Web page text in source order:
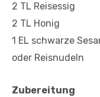
2 TL Reisessig
2 TL Honig
1 EL schwarze
oder Reisnudeln
Zubereitung